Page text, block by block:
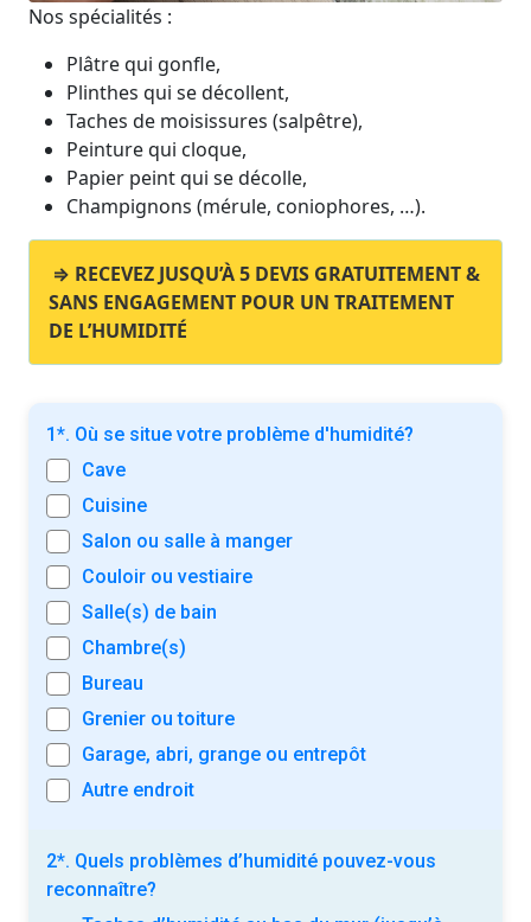
Nos spécialités :
Plâtre qui gonfle,
Plinthes qui se décollent,
Taches de moisissures (salpêtre),
Peinture qui cloque,
Papier peint qui se décolle,
Champignons (mérule, coniophores, …).
⇒ RECEVEZ JUSQU’À 5 DEVIS GRATUITEMENT &
SANS ENGAGEMENT POUR UN TRAITEMENT
DE L’HUMIDITÉ
1*. Où se situe votre problème d'humidité?
Cave
Cuisine
Salon ou salle à manger
Couloir ou vestiaire
Salle(s) de bain
Chambre(s)
Bureau
Grenier ou toiture
Garage, abri, grange ou entrepôt
Autre endroit
2*. Quels problèmes d’humidité pouvez-vous
reconnaître?